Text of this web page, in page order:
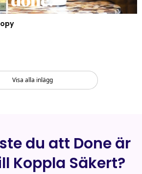
Visa alla inlägg
du att Done är
Koppla Säkert?